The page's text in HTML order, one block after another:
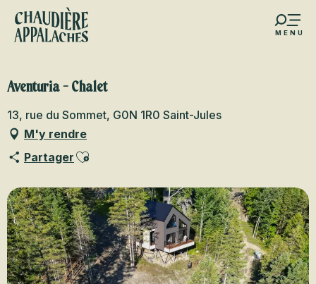
Aller
contenu
MENU
favoris
Aventuria - Chalet
13, rue du Sommet, G0N 1R0 Saint-Jules
M'y rendre
Partager Ajouter aux favoris